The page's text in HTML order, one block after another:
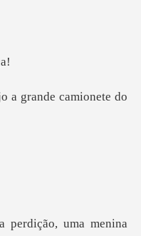
a grande camio